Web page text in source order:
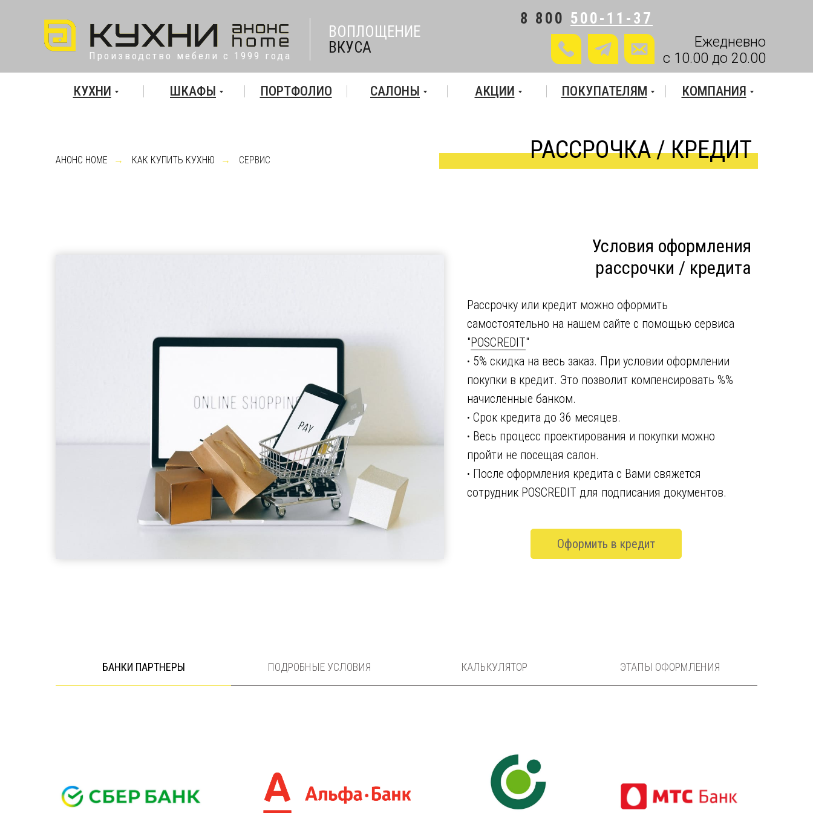
ВОПЛОЩЕНИЕ
Производство мебели с 1999 года ВКУСА
8 800 500-11-37
Ежедневно
с 10.00 до 20.00
КУХНИ ШКАФЫ ПОРТФОЛИО САЛОНЫ АКЦИИ ПОКУПАТЕЛЯМ КОМПАНИЯ
АНОНС HOME → КАК КУПИТЬ КУХНЮ → СЕРВИС РАССРОЧКА / КРЕДИТ
Условия оформления
рассрочки / кредита
Рассрочку или кредит можно оформить
самостоятельно на нашем сайте с помощью сервиса
"POSCREDIT"
· 5% скидка на весь заказ. При условии оформлении
покупки в кредит. Это позволит компенсировать %%
начисленные банком.
· Срок кредита до 36 месяцев.
· Весь процесс проектирования и покупки можно
пройти не посещая салон.
· После оформления кредита с Вами свяжется
сотрудник POSCREDIT для подписания документов.
Оформить в кредит
БАНКИ ПАРТНЕРЫ ПОДРОБНЫЕ УСЛОВИЯ КАЛЬКУЛЯТОР ЭТАПЫ ОФОРМЛЕНИЯ